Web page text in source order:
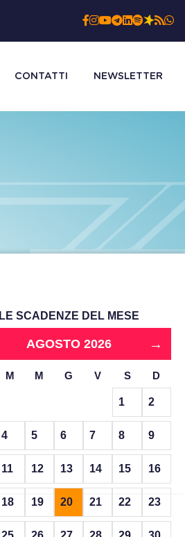
CONTATTI NEWSLETTER
LE SCADENZE DEL MESE
AGOSTO 2026 →
M M G V S D
1 2
4 5 6 7 8 9
11 12 13 14 15 16
18 19 20 21 22 23